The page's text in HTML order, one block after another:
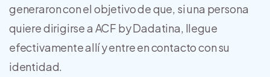
generaron con el objetivo de que, si una persona
quiere dirigirse a ACF by Dadatina, llegue
efectivamente allí y entre en contacto con su
identidad.